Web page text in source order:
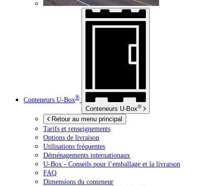
Conteneurs U-Box®
Conteneurs U-Box®
Retour au menu principal
Tarifs et renseignements
Options de livraison
Utilisations fréquentes
Déménagements internationaux
U-Box - Conseils pour l’emballage et la livraison
FAQ
Dimensions du conteneur